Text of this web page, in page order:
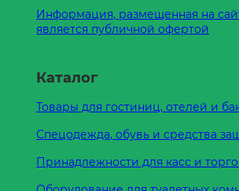
Информация, размещенная на
является публичной офертой
Каталог
Товары для гостиниц, отелей и
Спецодежда, обувь и средства
Принадлежности для касс и